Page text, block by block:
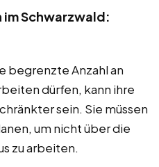
im Schwarzwald:
begrenzte Anzahl an
dürfen, kann ihre
sein. Sie müssen
um nicht über die
zu arbeiten.